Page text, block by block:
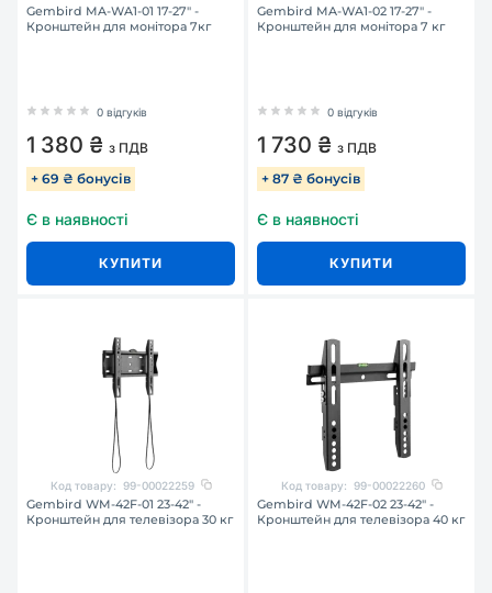
Gembird MA-WA1-01 17-27" -
Кронштейн для монітора 7кг
0 відгуків
1 380 ₴ з ПДВ
+ 69 ₴ бонусів
Є в наявності
КУПИТИ
Gembird MA-WA1-02 17-27" -
Кронштейн для монітора 7 кг
0 відгуків
1 730 ₴ з ПДВ
+ 87 ₴ бонусів
Є в наявності
КУПИТИ
Код товару: 99-00022259
Gembird WM-42F-01 23-42" -
Кронштейн для телевізора 30 кг
Код товару: 99-00022260
Gembird WM-42F-02 23-42" -
Кронштейн для телевізора 40 кг